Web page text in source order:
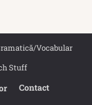
Vocabular
Stuff
Contact